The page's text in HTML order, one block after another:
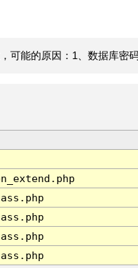
可能的原因：1、数据库密